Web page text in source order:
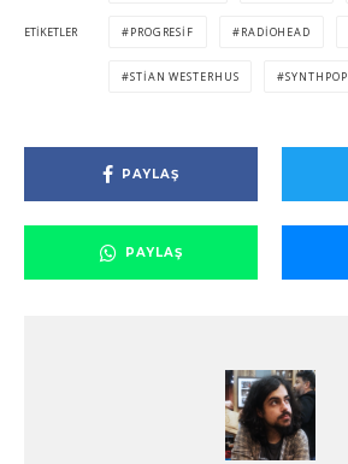
ETIKETLER PROGRESIF RADIOHEAD
STIAN WESTERHUS SYNTHPOP
PAYLAŞ
PAYLAŞ